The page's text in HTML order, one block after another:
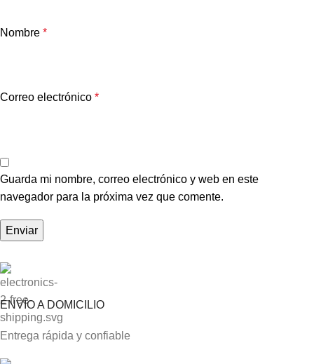
Nombre *
Correo electrónico *
Guarda mi nombre, correo electrónico y web en este
navegador para la próxima vez que comente.
ENVÍO A DOMICILIO
Entrega rápida y confiable